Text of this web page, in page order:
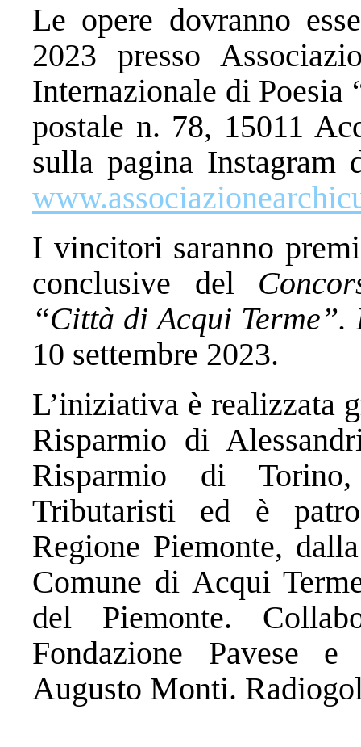
Le opere dovranno
2023 presso
Internazionale di Poesia
postale n. 78, 15011
sulla pagina
I vincitori saranno
conclusive del
“Città di Acqui
10 settembre 2023.
L’iniziativa è realizzata
Risparmio di
Risparmio di
Tributaristi ed è
Regione Piemonte,
Comune di Acqui
del Piemonte.
Fondazione Pavese
Augusto Monti.